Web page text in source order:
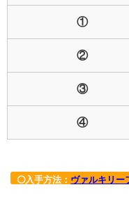
①
②
③
④
入手方法： ヴァルキリー